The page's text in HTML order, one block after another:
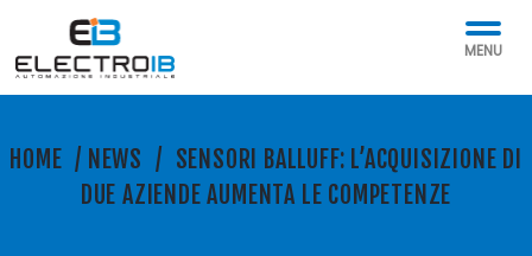
MENU
HOME / NEWS / SENSORI BALLUFF: L’ACQUISIZIONE DI
DUE AZIENDE AUMENTA LE COMPETENZE